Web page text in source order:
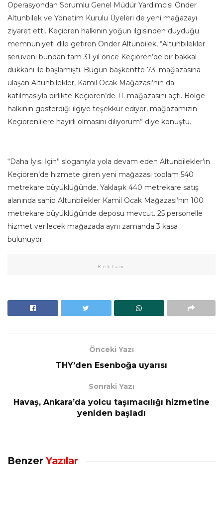
Operasyondan Sorumlu Genel Müdür Yardımcısı Önder
Altunbilek ve Yönetim Kurulu Üyeleri de yeni mağazayı
ziyaret etti. Keçiören halkının yoğun ilgisinden duyduğu
memnuniyeti dile getiren Önder Altunbilek, “Altunbilekler
serüveni bundan tam 31 yıl önce Keçiören’de bir bakkal
dükkanı ile başlamıştı. Bugün başkentte 73. mağazasına
ulaşan Altunbilekler, Kamil Ocak Mağazası’nın da
katılmasıyla birlikte Keçiören’de 11. mağazasını açtı. Bölge
halkının gösterdiği ilgiye teşekkür ediyor, mağazamızın
Keçiörenlilere hayırlı olmasını diliyorum” diye konuştu.
“Daha İyisi İçin” sloganıyla yola devam eden Altunbilekler’in
Keçiören’de hizmete giren yeni mağazası toplam 540
metrekare büyüklüğünde. Yaklaşık 440 metrekare satış
alanında sahip Altunbilekler Kamil Ocak Mağazası’nın 100
metrekare büyüklüğünde deposu mevcut. 25 personelle
hizmet verilecek mağazada aynı zamanda 3 kasa
bulunuyor.
Reklam
Önceki Yazı
THY’den Esenboğa uyarısı
Sonraki Yazı
Havaş, Ankara’da yolcu taşımacılığı hizmetine
yeniden başladı
Benzer Yazılar